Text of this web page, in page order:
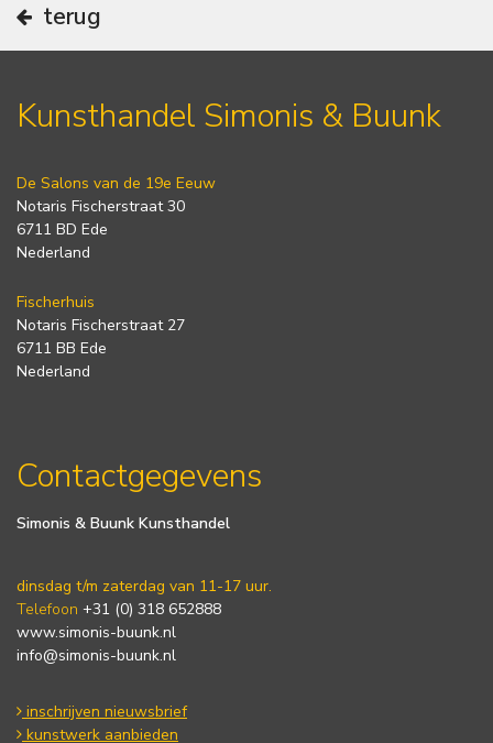
terug
Kunsthandel Simonis & Buunk
De Salons van de 19e Eeuw
Notaris Fischerstraat 30
6711 BD Ede
Nederland
Fischerhuis
Notaris Fischerstraat 27
6711 BB Ede
Nederland
Contactgegevens
Simonis & Buunk Kunsthandel
dinsdag t/m zaterdag van 11-17 uur.
Telefoon +31 (0) 318 652888
www.simonis-buunk.nl
info@simonis-buunk.nl
inschrijven nieuwsbrief
kunstwerk aanbieden